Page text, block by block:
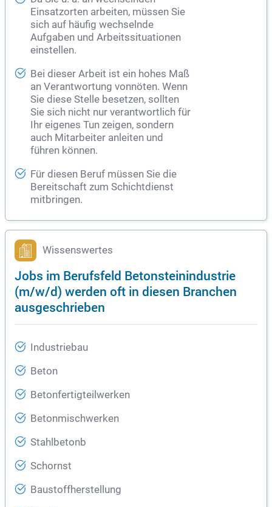
Einsatzorten arbeiten, müssen Sie
sich auf häufig wechselnde
Aufgaben und Arbeitssituationen
einstellen.
Bei dieser Arbeit ist ein hohes Maß
an Verantwortung vonnöten. Wenn
Sie diese Stelle besetzen, sollten
Sie sich nicht nur verantwortlich für
Ihr eigenes Tun zeigen, sondern
auch Mitarbeiter anleiten und
führen können.
Für diesen Beruf müssen Sie die
Bereitschaft zum Schichtdienst
mitbringen.
Wissenswertes
Jobs im Berufsfeld Betonsteinindustrie
(m/w/d) werden oft in diesen Branchen
ausgeschrieben
Industriebau
Beton
Betonfertigteilwerken
Betonmischwerken
Stahlbetonb
Schornst
Baustoffherstellung